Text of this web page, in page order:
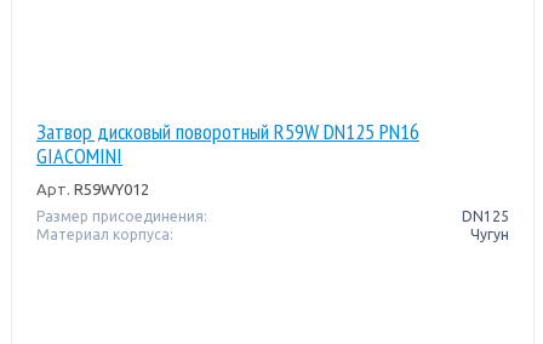
Затвор дисковый поворотный R59W DN125 PN16
GIACOMINI
Арт. R59WY012
Размер присоединения:
DN125
Материал корпуса:
Чугун